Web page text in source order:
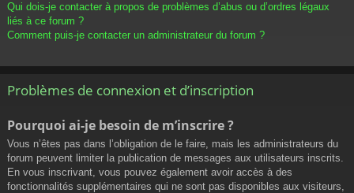
Qui dois-je contacter à propos de problèmes d’abus ou d’ordres légaux
liés à ce forum ?
Comment puis-je contacter un administrateur du forum ?
Problèmes de connexion et d’inscription
Pourquoi ai-je besoin de m’inscrire ?
Vous n’êtes pas dans l’obligation de le faire, mais les administrateurs du
forum peuvent limiter la publication de messages aux utilisateurs inscrits.
En vous inscrivant, vous pouvez également avoir accès à des
fonctionnalités supplémentaires qui ne sont pas disponibles aux visiteurs,